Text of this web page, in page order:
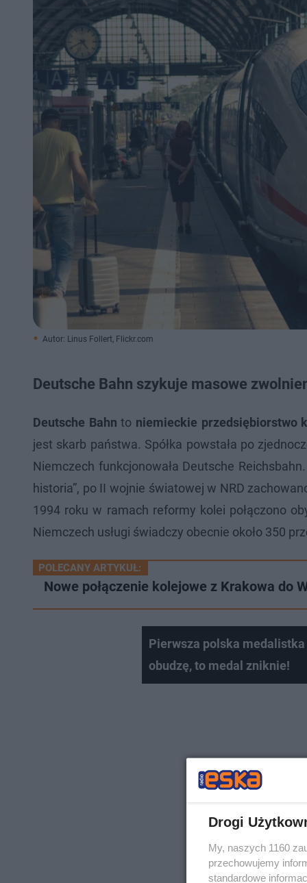
Autor: Linus Follert, Flickr.com
Deutsche Bahn szykuje masowe
Deutsche Bahn to niemieckie przedsiębiorstwo
jest skarb państwa. Spółka powstała po
Niemczech funkcjonowała Deutsche
historia”, po II wojnie światowej w NRD
1994 roku w ramach reformy kolei połączono
Niemczech usługi świadczy obecnie około 350
POLECANY ARTYKUŁ:
Nowe połączenie kolejowe z Krakowa do
Pierwsza polska
obudzę, to medal zniknie!
Drogi
My, naszych 1160
przechowujemy
standardowe